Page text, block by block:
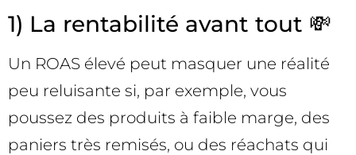
1) La rentabilité avant tout 💸
Un ROAS élevé peut masquer une réalité
peu reluisante si, par exemple, vous
poussez des produits à faible marge, des
paniers très remisés, ou des réachats qui